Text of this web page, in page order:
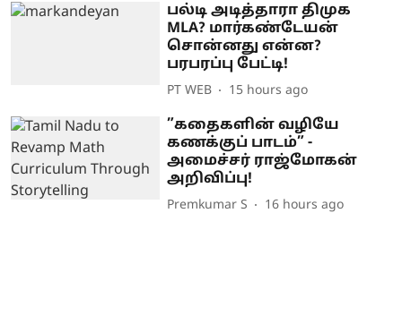
பல்டி அடித்தாரா திமுக
MLA? மார்கண்டேயன்
சொன்னது என்ன?
பரபரப்பு பேட்டி!
PT WEB 15 hours ago
”கதைகளின் வழியே
கணக்குப் பாடம்” -
அமைச்சர் ராஜ்மோகன்
அறிவிப்பு!
Premkumar S 16 hours ago